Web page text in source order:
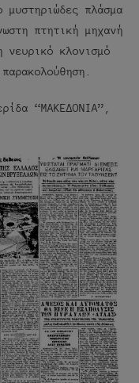
πλάσμα
πτητική μηχανή
κλονισμό
“ΜΑΚΕΔΟΝΙΑ”,